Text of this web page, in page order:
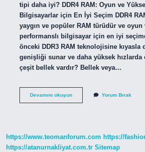
tipi daha iyi? DDR4 RAM: Oyun ve
Bilgisayarlar için En İyi Seçim DDR4
yaygın ve popüler RAM türüdür ve oyun
performanslı bilgisayar için en iyi
önceki DDR3 RAM teknolojisine kıyasla
genişliği sunar ve daha yüksek hızlarda
çeşit bellek vardır? Bellek veya…
Devamını okuyunRam
Yorum Bırak
https://www.teomanforum.com https://
https://atanurnakliyat.com.tr Sitemap